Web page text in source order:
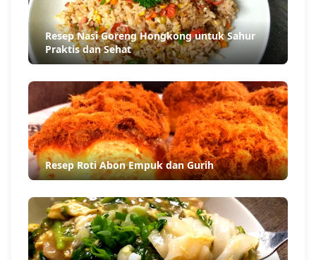
Resep Nasi Goreng Hongkong untuk Sahur
Praktis dan Sehat
Resep Roti Abon Empuk dan Gurih